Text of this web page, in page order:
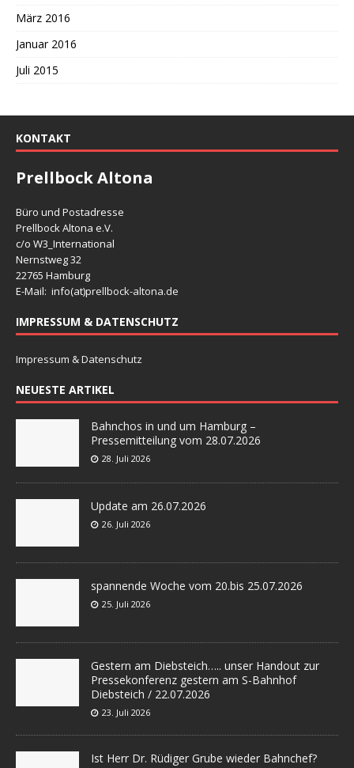
März 2016
Januar 2016
Juli 2015
KONTAKT
Prellbock Altona
Büro und Postadresse
Prellbock Altona e.V.
c/o W3_International
Nernstweg 32
22765 Hamburg
E-Mail: info(at)prellbock-altona.de
IMPRESSUM & DATENSCHUTZ
Impressum & Datenschutz
NEUESTE ARTIKEL
Bahnchos in und um Hamburg –
Pressemitteilung vom 28.07.2026
28. Juli 2026
Update am 26.07.2026
26. Juli 2026
spannende Woche vom 20.bis 25.07.2026
25. Juli 2026
Gestern am Diebsteich….. unser Handout zur
Pressekonferenz gestern am S-Bahnhof
Diebsteich / 22.07.2026
23. Juli 2026
Ist Herr Dr. Rüdiger Grube wieder Bahnchef?